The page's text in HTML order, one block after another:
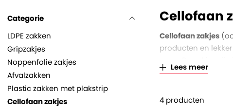
Categorie
LDPE zakken
Gripzakjes
Noppenfolie zakjes
Afvalzakken
Plastic zakken met plakstrip
Cellofaan zakjes
Cellofaan
Cellofaan zakjes
producten en
Lees meer
4producten